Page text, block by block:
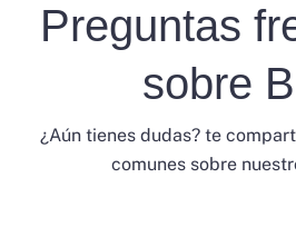
Preguntas
sobre
¿Aún tienes dudas? te
comunes sobre